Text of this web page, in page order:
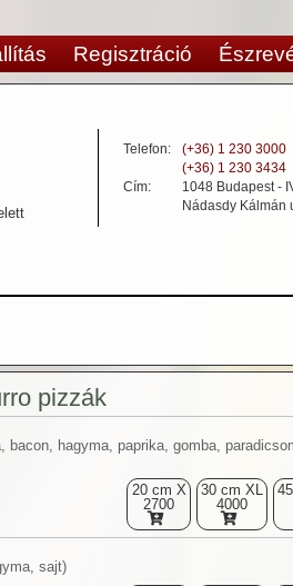
Regisztráció
Telefon:
(+36) 1 230 3000
(+36) 1 230 3434
Cím:
1048 Budapest -
Nádasdy Kálmán
pizzák
hagyma, paprika, gomba,
20 cm X
2700
30 cm XL
4000
sajt)